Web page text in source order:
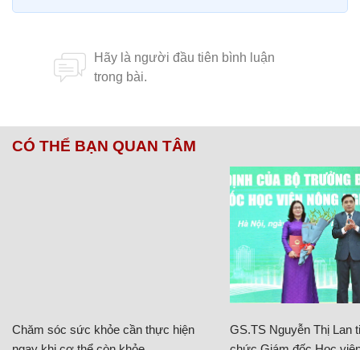
CÓ THỂ BẠN QUAN TÂM
Chăm sóc sức khỏe cần thực hiện
GS.TS Nguyễn Thị Lan